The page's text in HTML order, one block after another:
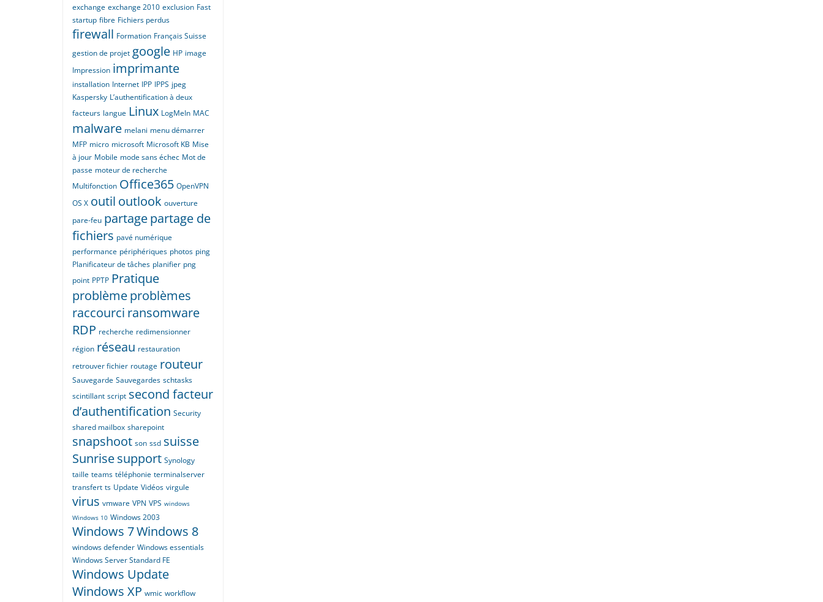
exchange exchange 2010 exclusion Fast
startup fibre Fichiers perdus
firewall Formation Français Suisse
gestion de projet google HP image
Impression imprimante
installation Internet IPP IPPS jpeg
Kaspersky L’authentification à deux
facteurs langue Linux LogMeIn MAC
malware melani menu démarrer
MFP micro microsoft Microsoft KB Mise
à jour Mobile mode sans échec Mot de
passe moteur de recherche
Multifonction Office365 OpenVPN
OS X outil outlook ouverture
pare-feu partagepartage de
fichiers pavé numérique
performance périphériques photos ping
Planificateur de tâches planifier png
point PPTP Pratique
problèmeproblèmes
raccourci ransomware
RDP recherche redimensionner
région réseau restauration
retrouver fichier routage routeur
Sauvegarde Sauvegardes schtasks
scintillant script second facteur
d’authentification Security
shared mailbox sharepoint
snapshoot son ssd suisse
Sunrisesupport Synology
taille teams téléphonie terminalserver
transfert ts Update Vidéos virgule
virus vmware VPN VPS windows
Windows 10 Windows 2003
Windows 7Windows 8
windows defender Windows essentials
Windows Server Standard FE
Windows Update
Windows XP wmic workflow